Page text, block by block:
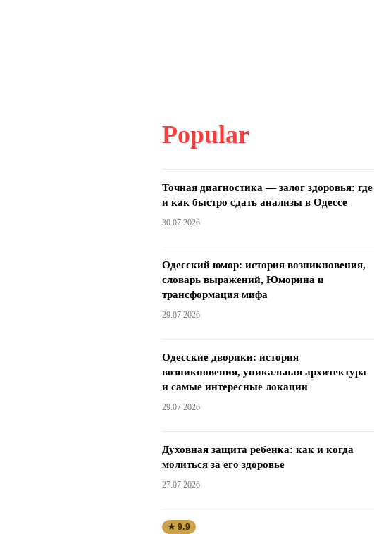
Popular
Точная диагностика — залог здоровья: где
и как быстро сдать анализы в Одессе
30.07.2026
Одесский юмор: история возникновения,
словарь выражений, Юморина и
трансформация мифа
29.07.2026
Одесские дворики: история
возникновения, уникальная архитектура
и самые интересные локации
29.07.2026
Духовная защита ребенка: как и когда
молиться за его здоровье
27.07.2026
★ 9.9